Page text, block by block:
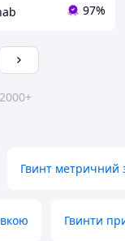
97%
Гвинт метричний
Гвинти